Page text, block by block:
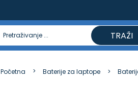
TRAŽI
Početna Baterije za laptope